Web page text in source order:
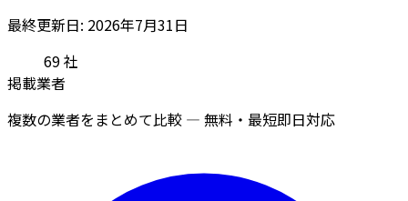
最終更新日: 2026年7月31日
69社
掲載業者
複数の業者をまとめて比較 — 無料・最短即日対応